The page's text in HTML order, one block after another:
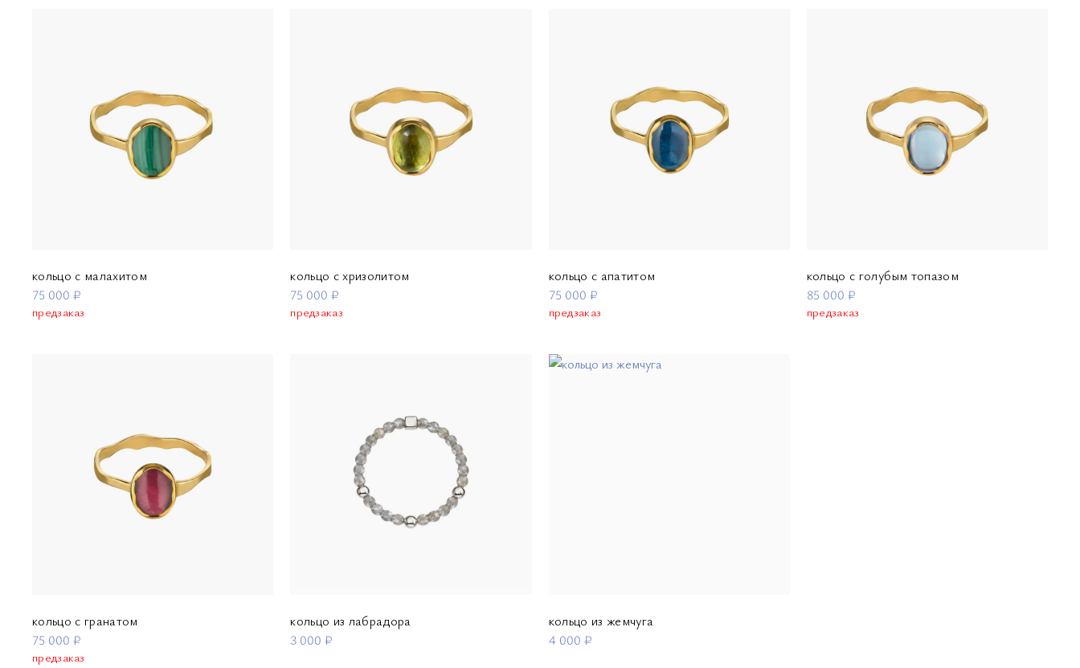
кольцо с малахитом
75 000 ₽
предзаказ
кольцо с хризолитом
75 000 ₽
предзаказ
кольцо с апатитом
75 000 ₽
предзаказ
кольцо с голубым топазом
85 000 ₽
предзаказ
кольцо с гранатом
75 000 ₽
предзаказ
кольцо из лабрадора
3 000 ₽
кольцо из жемчуга
4 000 ₽